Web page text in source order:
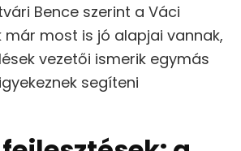
Bence szerint a Váci
már most is jó alapjai vannak,
vezetői ismerik egymás
segíteni